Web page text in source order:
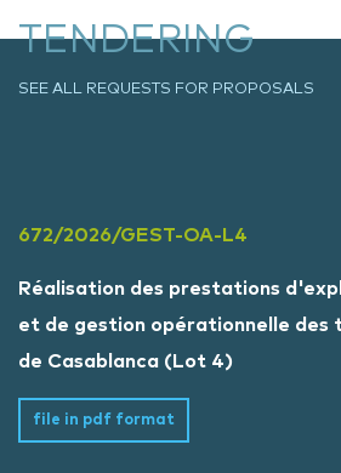
TENDERING
SEE ALL REQUESTS FOR PROPOSALS
672/2026/GEST-OA-L4
Réalisation des prestations
et de gestion opérationnelle des
de Casablanca (Lot 4)
file in pdf format